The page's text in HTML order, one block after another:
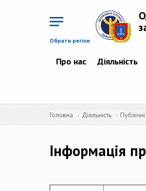
Обрати регіон
Про нас Діяльність
Головна Діяльність Публічні
Інформація